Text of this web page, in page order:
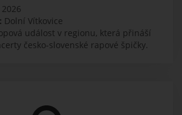
Dolní Vítkovice
událost v regionu, která přináší
česko-slovenské rapové špičky.